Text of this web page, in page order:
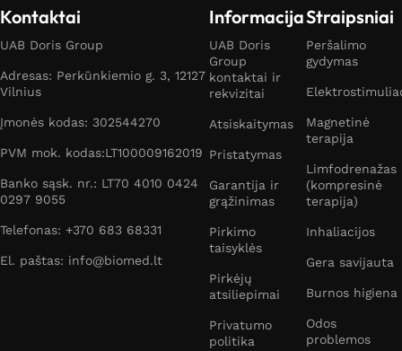
Kontaktai
UAB Doris Group
Adresas: Perkūnkiemio g. 3, 12127
Vilnius
Įmonės kodas: 302544270
PVM mok. kodas:LT100009162019
Banko sąsk. nr.: LT70 4010 0424
0297 9055
Telefonas: +370 683 68331
El. paštas: info@biomed.lt
Informacija
UAB Doris
Group
kontaktai ir
rekvizitai
Atsiskaitymas
Pristatymas
Garantija ir
grąžinimas
Pirkimo
taisyklės
Pirkėjų
atsiliepimai
Privatumo
politika
Straipsniai
Peršalimo
gydymas
Magnetinė
terapija
Limfodrenažas
(kompresinė
terapija)
Inhaliacijos
Gera savijauta
Burnos higiena
Odos
problemos